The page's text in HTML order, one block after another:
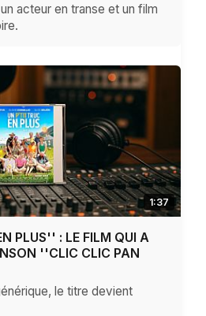
acteur en transe et un film
1:37
PLUS'' : LE FILM QUI A
''CLIC CLIC PAN
le titre devient